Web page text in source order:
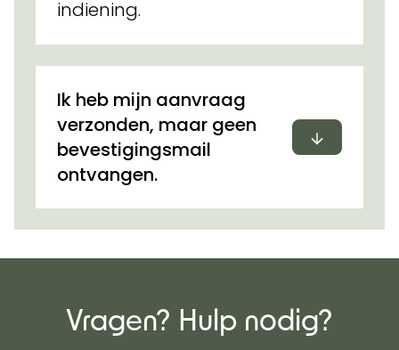
indiening.
Ik heb mijn aanvraag
verzonden, maar geen
bevestigingsmail
ontvangen.
Uitvouwen
Vragen? Hulp nodig?